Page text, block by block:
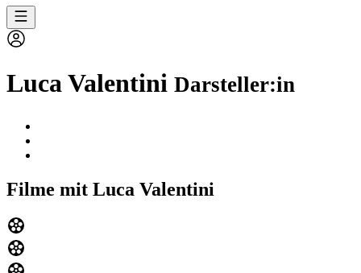
Luca Valentini Darsteller:in
Filme mit Luca Valentini